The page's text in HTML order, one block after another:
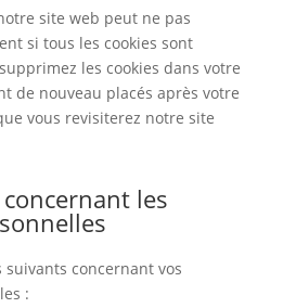
site web peut ne pas
si tous les cookies sont
les cookies dans votre
de nouveau placés après votre
vous revisiterez notre site
les
suivants concernant vos
: